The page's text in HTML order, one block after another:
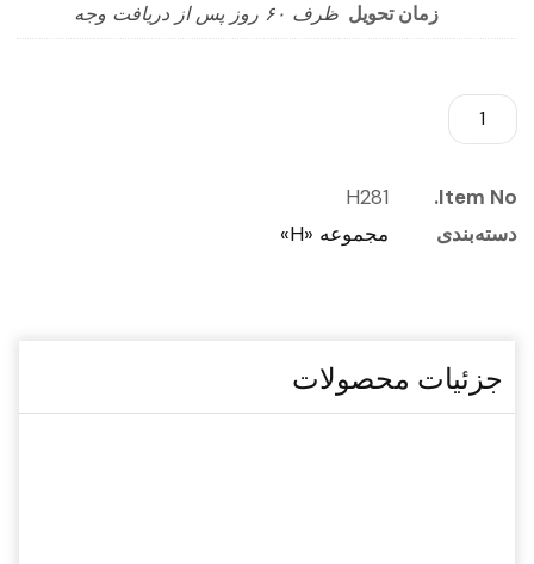
زمان تحویل ظرف ۶۰ روز پس از دریافت وجه
Item No.
H281
دسته‌بندی
مجموعه «H»
جزئیات محصولات